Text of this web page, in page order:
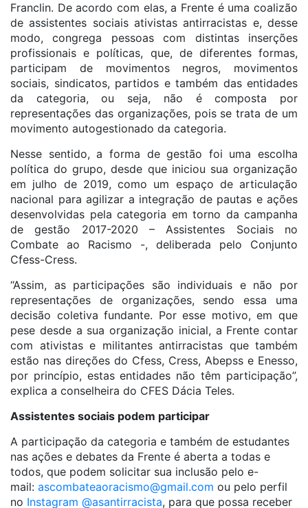
Franclin. De acordo com elas, a Frente é uma coalizão
de assistentes sociais ativistas antirracistas e, desse
modo, congrega pessoas com distintas inserções
profissionais e políticas, que, de diferentes formas,
participam de movimentos negros, movimentos
sociais, sindicatos, partidos e também das entidades
da categoria, ou seja, não é composta por
representações das organizações, pois se trata de um
movimento autogestionado da categoria.
Nesse sentido, a forma de gestão foi uma escolha
política do grupo, desde que iniciou sua organização
em julho de 2019, como um espaço de articulação
nacional para agilizar a integração de pautas e ações
desenvolvidas pela categoria em torno da campanha
de gestão 2017-2020 – Assistentes Sociais no
Combate ao Racismo -, deliberada pelo Conjunto
Cfess-Cress.
“Assim, as participações são individuais e não por
representações de organizações, sendo essa uma
decisão coletiva fundante. Por esse motivo, em que
pese desde a sua organização inicial, a Frente contar
com ativistas e militantes antirracistas que também
estão nas direções do Cfess, Cress, Abepss e Enesso,
por princípio, estas entidades não têm participação”,
explica a conselheira do CFES Dácia Teles.
Assistentes sociais podem participar
A participação da categoria e também de estudantes
nas ações e debates da Frente é aberta a todas e
todos, que podem solicitar sua inclusão pelo e-
mail: ascombateaoracismo@gmail.com ou pelo perfil
no Instagram @asantirracista, para que possa receber